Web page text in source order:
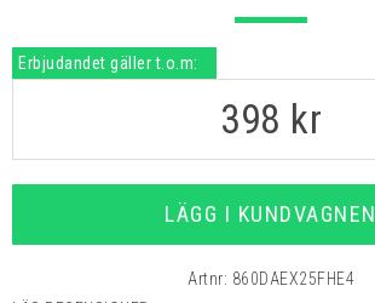
Erbjudandet gäller t.o.m:
398 kr
LÄGG I KUNDVAGNEN
Artnr: 860DAEX25FHE4